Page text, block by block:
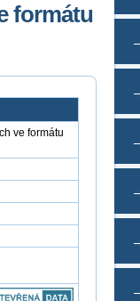
formátu
ve formátu